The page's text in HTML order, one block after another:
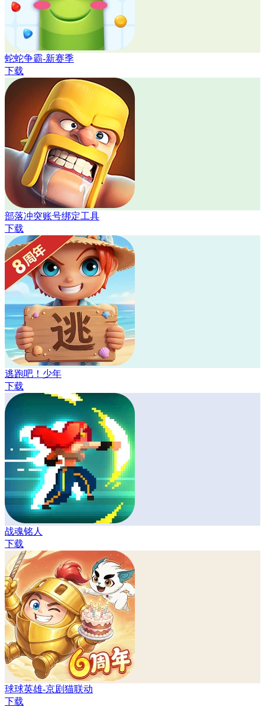
蛇蛇争霸-新赛季
下载
部落冲突账号绑定工具
下载
逃跑吧！少年
下载
战魂铭人
下载
球球英雄-京剧猫联动
下载